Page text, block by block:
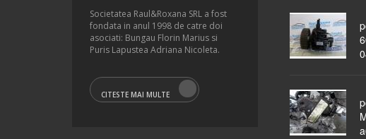
Societatea Raul&Roxana SRL a fost
fondata in anul 1998 de catre doi
asociati: Bungau Florin Marius si
Puris Lapustea Adriana Nicoleta.
CITESTE MAI MULTE